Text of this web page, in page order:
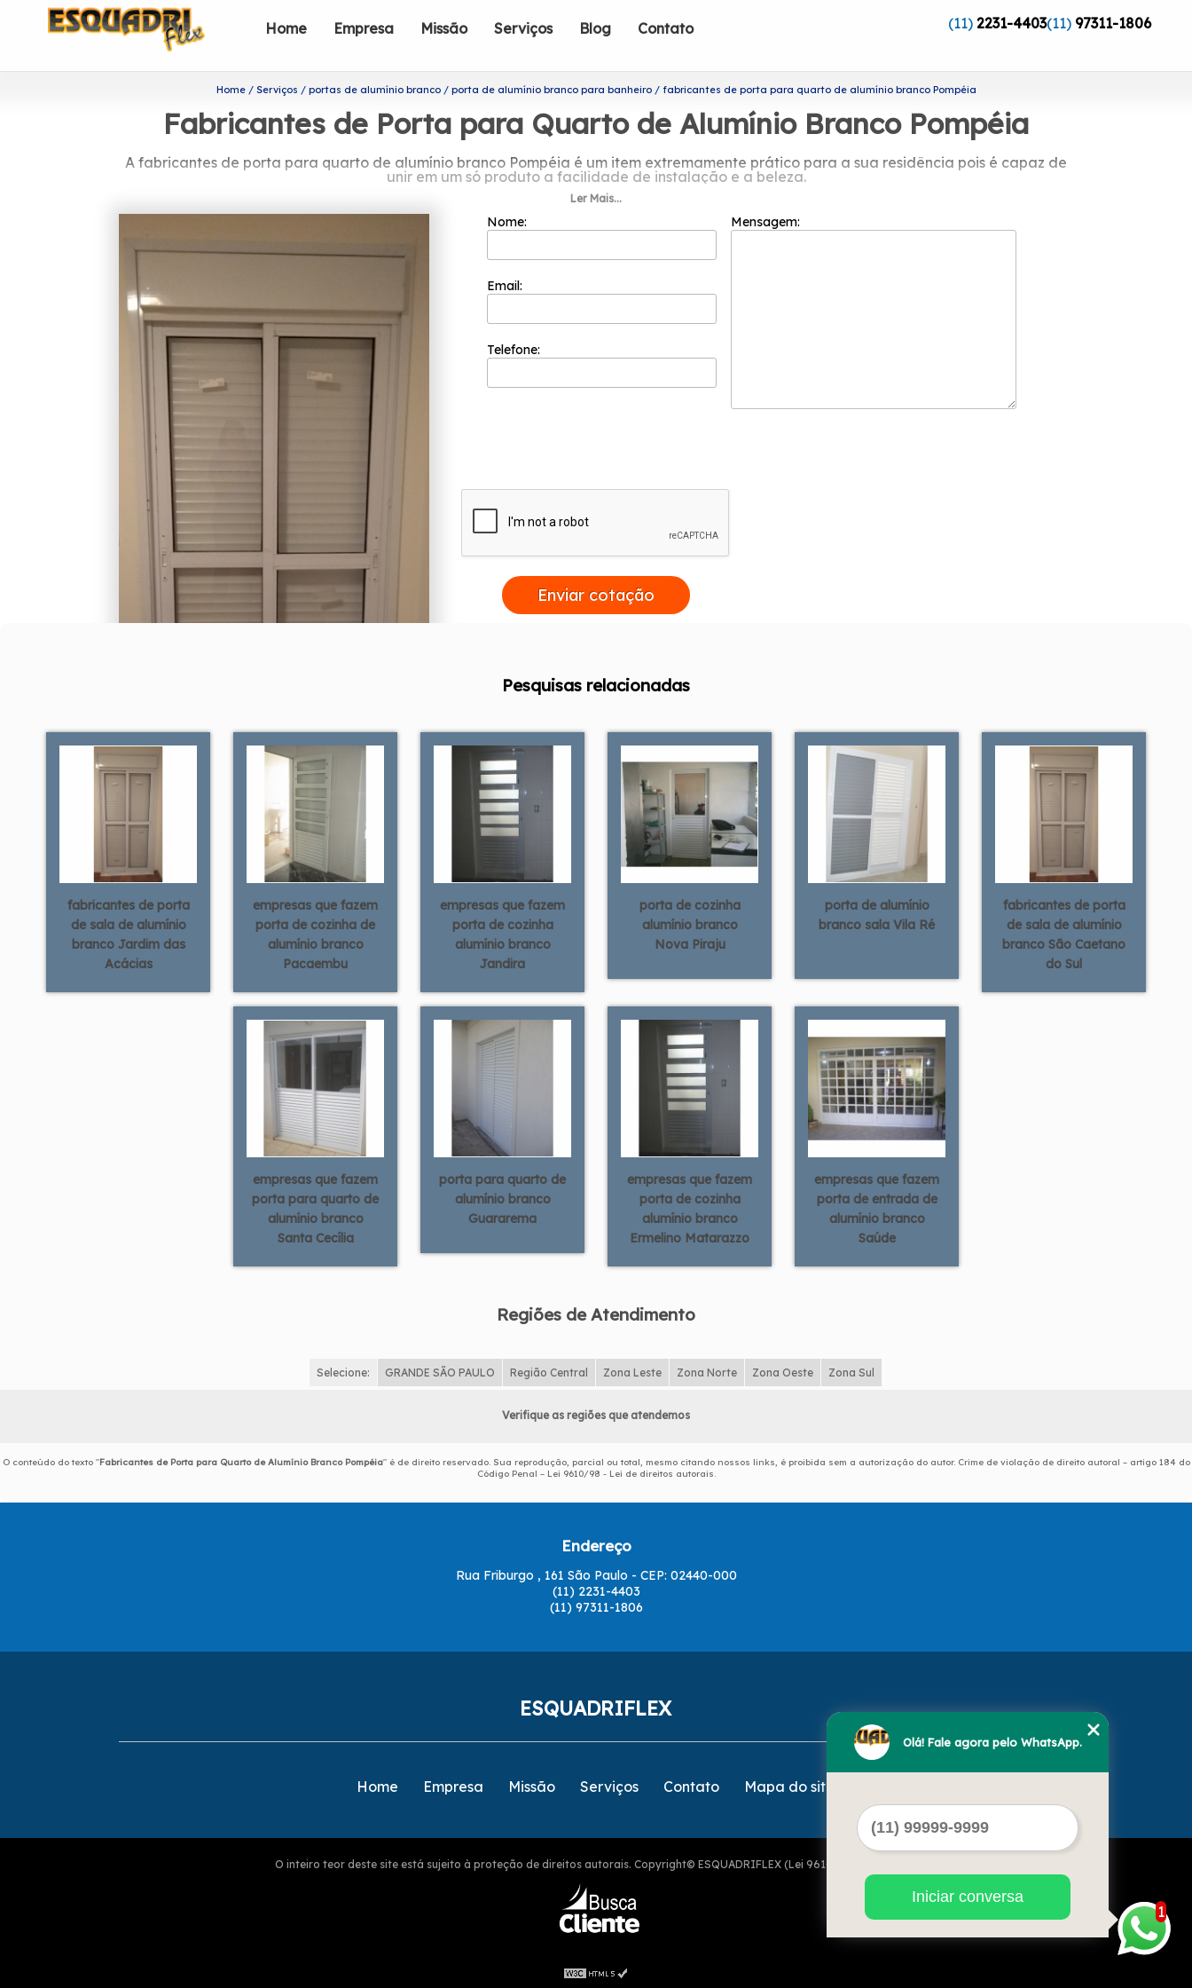
Home Empresa Missão Serviços Blog Contato (11) 2231-4403(11) 97311-1806
Home Serviços portas de alumínio branco porta de alumínio branco para banheiro fabricantes de porta para quarto de alumínio branco Pompéia
Fabricantes de Porta para Quarto de Alumínio Branco Pompéia
A fabricantes de porta para quarto de alumínio branco Pompéia é um item extremamente prático para a sua residência pois é capaz de
unir em um só produto a facilidade de instalação e a beleza.
Procurando por fabricantes de porta para quarto de alumínio branco Pompéia?
A Esquadriflex teve a sua fundação em 2002 e já é uma das empresas mais bem cotadas do segmento de esquadrias. A sua equipe de
profissionais é formada somente por colaboradores competentes que buscam a total satisfação do cliente em cada pedido e a maior
inovação e evolução dos processos.
Precisa encontrar fabricantes de porta para quarto de alumínio branco Pompéia? Conheça os serviços proporcionando pela Esquadriflex.
Entre eles, estão: Janela de Alumínio com Veneziana, Janela Basculante Alumínio Branco 60x60, entre outras diversas alternativas. Os
profissionais da Esquadriflex estão sempre prontos para prestar o melhor serviço do segmento. Entre em contato!
Ler Mais...
Nome:
Email:
Telefone:
Mensagem:
Enviar cotação
Pesquisas relacionadas
fabricantes de porta
de sala de alumínio
branco Jardim das
Acácias
empresas que fazem
porta de cozinha de
alumínio branco
Pacaembu
empresas que fazem
porta de cozinha
alumínio branco
Jandira
porta de cozinha
alumínio branco
Nova Piraju
porta de alumínio
branco sala Vila Ré
fabricantes de porta
de sala de alumínio
branco São Caetano
do Sul
empresas que fazem
porta para quarto de
alumínio branco
Santa Cecília
porta para quarto de
alumínio branco
Guararema
empresas que fazem
porta de cozinha
alumínio branco
Ermelino Matarazzo
empresas que fazem
porta de entrada de
alumínio branco
Saúde
Regiões de Atendimento
Selecione: GRANDE SÃO PAULO Região Central Zona Leste Zona Norte Zona Oeste Zona Sul
Verifique as regiões que atendemos
O conteúdo do texto "Fabricantes de Porta para Quarto de Alumínio Branco Pompéia" é de direito reservado. Sua reprodução, parcial ou total, mesmo citando nossos links, é proibida sem a autorização do autor. Crime de violação de direito autoral – artigo 184 do
Código Penal – Lei 9610/98 - Lei de direitos autorais.
Endereço
Rua Friburgo , 161 São Paulo - CEP: 02440-000
(11) 2231-4403
(11) 97311-1806
ESQUADRIFLEX
Home Empresa Missão Serviços Contato Mapa do site
O inteiro teor deste site está sujeito à proteção de direitos autorais. Copyright© ESQUADRIFLEX (Lei 9610 de 19/02/1998)
1
Olá! Fale agora pelo WhatsApp.
Iniciar conversa